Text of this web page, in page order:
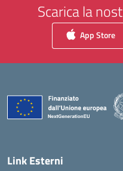
Scarica la
App Store
Link Esterni